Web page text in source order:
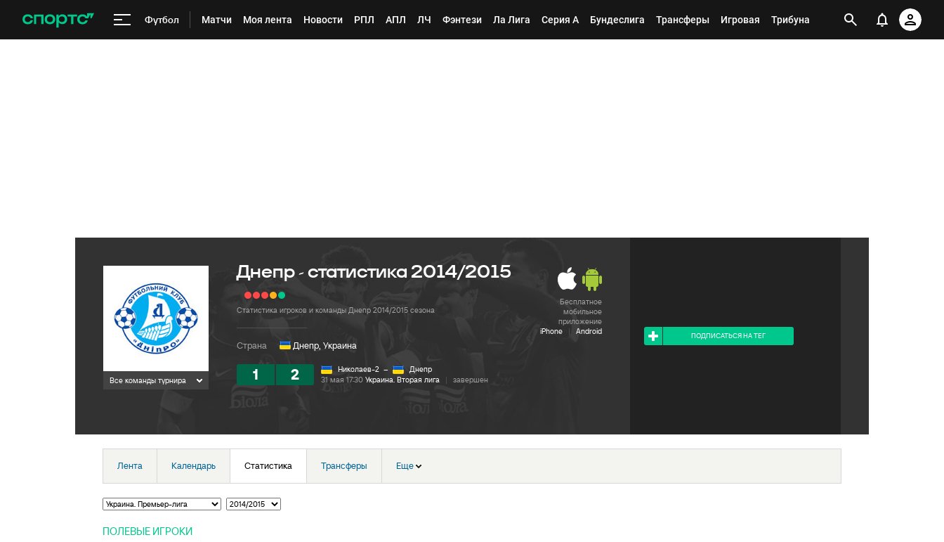
Футбол Матчи Моя лента Новости РПЛ АПЛ ЛЧ Фэнтези Ла Лига Серия А Бундеслига Трансферы Игровая Трибуна
Все команды турнира
Бесплатное
мобильное
приложение
iPhone
| Android
Днепр - статистика 2014/2015
Статистика игроков и команды Днепр 2014/2015 сезона
Страна Днепр, Украина
1 2 Николаев-2 –
Днепр
31 мая 17:30 Украина. Вторая лига | завершен
ПОДПИСАТЬСЯ НА ТЕГ
Лента Календарь Статистика Трансферы Еще
ПОЛЕВЫЕ ИГРОКИ